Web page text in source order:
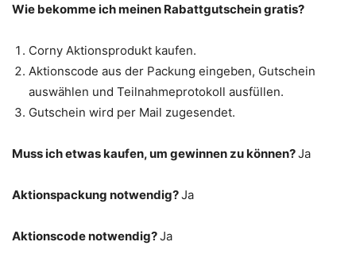
Wie bekomme ich meinen Rabattgutschein gratis?
Corny Aktionsprodukt kaufen.
Aktionscode aus der Packung eingeben, Gutschein
auswählen und Teilnahmeprotokoll ausfüllen.
Gutschein wird per Mail zugesendet.
Muss ich etwas kaufen, um gewinnen zu können?Ja
Aktionspackung notwendig?Ja
Aktionscode notwendig?Ja